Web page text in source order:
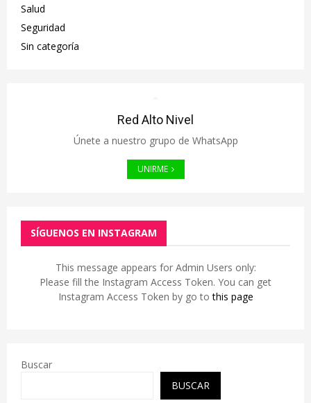
Salud
Seguridad
Sin categoría
Red Alto Nivel
Únete a nuestro grupo de WhatsApp
UNIRME
SÍGUENOS EN INSTAGRAM
This message appears for Admin Users only:
Please fill the Instagram Access Token. You can get
Instagram Access Token by go tothis page
Buscar
BUSCAR